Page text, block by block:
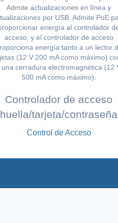
Controlador de acceso
huella/tarjeta/contraseña
Control de Acceso